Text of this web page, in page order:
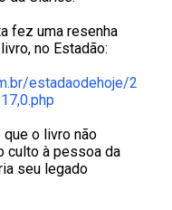
fez uma resenha
no Estadão:
estadaodehoje/2
o livro não
culto à pessoa da
seu legado